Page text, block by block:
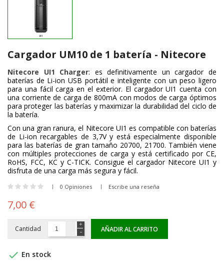
Cargador UM10 de 1 batería - Nitecore
Nitecore UI1 Charger: es definitivamente un cargador de
baterías de Li-ion USB portátil e inteligente con un peso ligero
para una fácil carga en el exterior. El cargador UI1 cuenta con
una corriente de carga de 800mA con modos de carga óptimos
para proteger las baterías y maximizar la durabilidad del ciclo de
la batería.
Con una gran ranura, el Nitecore UI1 es compatible con baterías
de Li-ion recargables de 3,7V y está especialmente disponible
para las baterías de gran tamaño 20700, 21700. También viene
con múltiples protecciones de carga y está certificado por CE,
RoHS, FCC, KC y C-TICK. Consigue el cargador Nitecore UI1 y
disfruta de una carga más segura y fácil.
0 Opiniones Escribe una reseña
7,00 €
Cantidad AÑADIR AL CARRITO
 En stock